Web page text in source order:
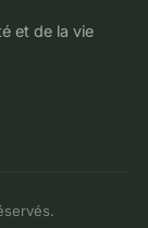
et de la vie